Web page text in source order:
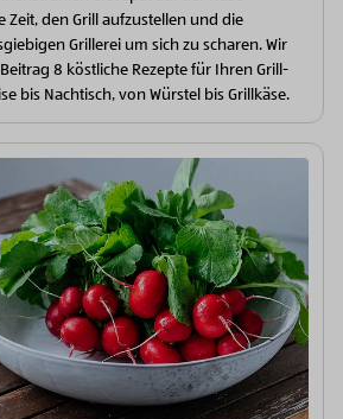
Zeit, den Grill aufzustellen und die
Grillerei um sich zu scharen. Wir
8 köstliche Rezepte für Ihren Grill-
bis Nachtisch, von Würstel bis Grillkäse.